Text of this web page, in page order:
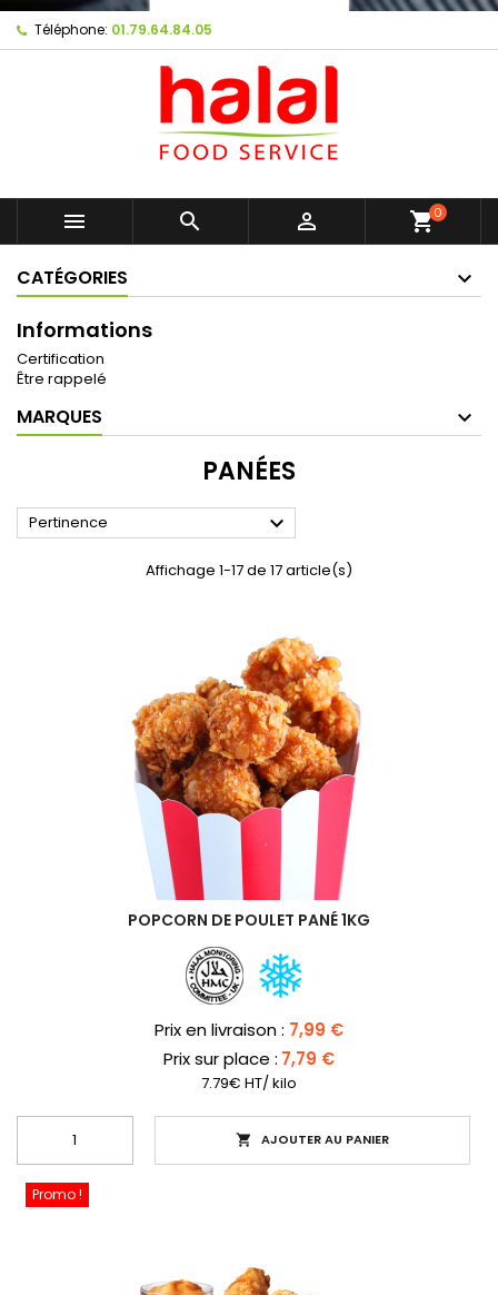
Téléphone: 01.79.64.84.05
   shopping_cart0
CATÉGORIES
Informations
Certification
Être rappelé
MARQUES
PANÉES
Pertinence 
Affichage 1-17 de 17 article(s)
POPCORN DE POULET PANÉ 1KG
Prix
Prix en livraison : 7,99 €
Prix sur place : 7,79 €
7.79€ HT/ kilo
 AJOUTER AU PANIER
Promo !